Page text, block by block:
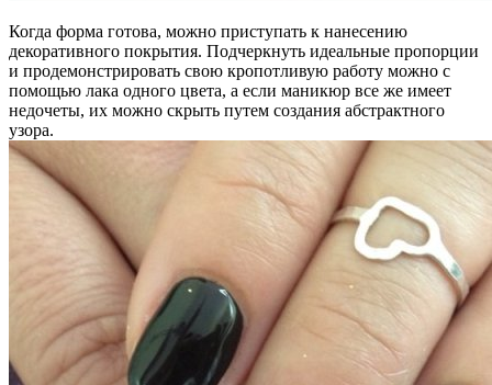
Когда форма готова, можно приступать к нанесению
декоративного покрытия. Подчеркнуть идеальные пропорции
и продемонстрировать свою кропотливую работу можно с
помощью лака одного цвета, а если маникюр все же имеет
недочеты, их можно скрыть путем создания абстрактного
узора.